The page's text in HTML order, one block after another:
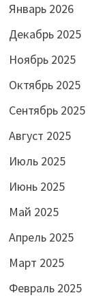
Январь 2026
Декабрь 2025
Ноябрь 2025
Октябрь 2025
Сентябрь 2025
Август 2025
Июль 2025
Июнь 2025
Май 2025
Апрель 2025
Март 2025
Февраль 2025